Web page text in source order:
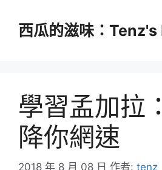
西瓜的滋味：
學習孟加拉
降你網速
2018 年 8 月 08 日 作者: tenz